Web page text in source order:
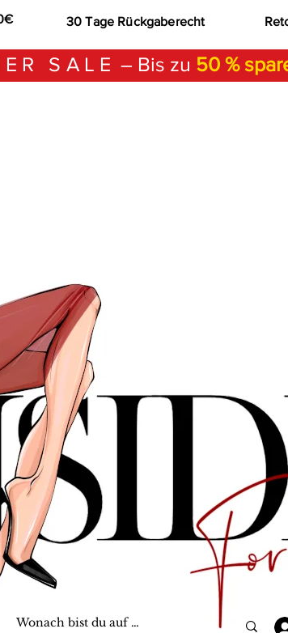
30 Tage Rückgaberecht
SALE – Bis zu 50 %